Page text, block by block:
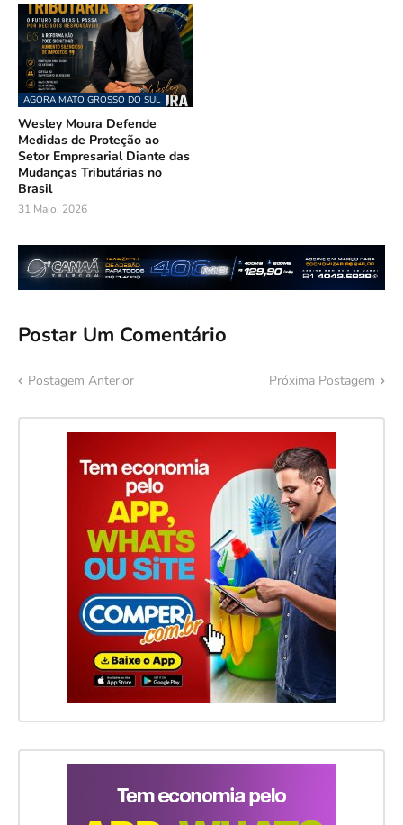
AGORA MATO GROSSO DO SUL
Wesley Moura Defende
Medidas de Proteção ao
Setor Empresarial Diante das
Mudanças Tributárias no
Brasil
31 Maio, 2026
Postar Um Comentário
Postagem Anterior Próxima Postagem